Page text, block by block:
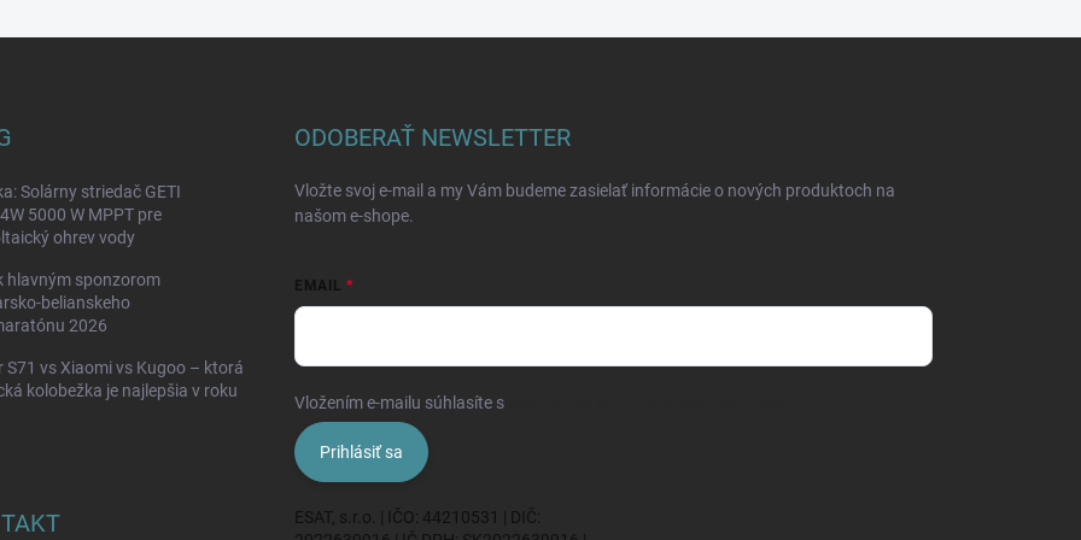
Solárny striedač GETI
5000 W MPPT pre
ohrev vody
hlavným sponzorom
belianskeho
2026
S71 vs Xiaomi vs Kugoo – ktorá
kolobežka je najlepšia v roku
ODOBERAŤ NEWSLETTER
Vložte svoj e-mail a my Vám budeme zasielať informácie o nových produktoch na
našom e-shope.
EMAIL
Vložením e-mailu súhlasíte s
Prihlásiť sa
ESAT, s.r.o. | IČO: 44210531 | DIČ: